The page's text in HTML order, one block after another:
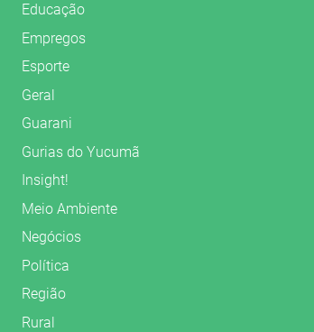
Educação
Empregos
Esporte
Geral
Guarani
Gurias do Yucumã
Insight!
Meio Ambiente
Negócios
Política
Região
Rural